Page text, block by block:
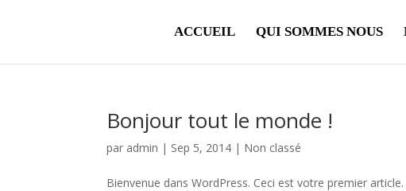
ACCUEIL QUI SOMMES NOUS
Bonjour tout le monde !
par admin | Sep 5, 2014 | Non classé
Bienvenue dans WordPress. Ceci est votre premier